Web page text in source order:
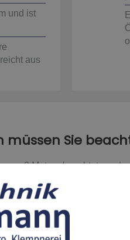
und ist
aus
müssen Sie
3 Metern beachtet
sein. Wenn Sie
sein.
und Nachteilen